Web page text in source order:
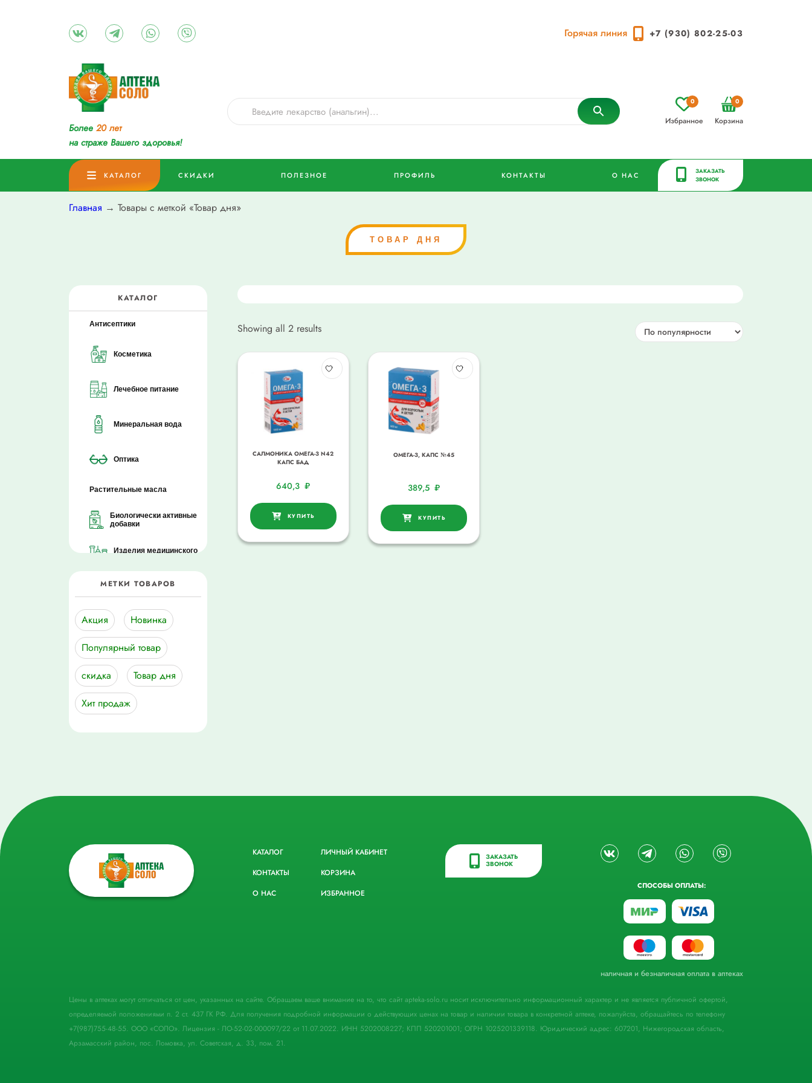
Горячая линия +7 (930) 802-25-03
Более 20 лет
на страже Вашего здоровья!
Избранное
0
Корзина
0
КАТАЛОГ СКИДКИ ПОЛЕЗНОЕ ПРОФИЛЬ КОНТАКТЫ О НАС
ЗАКАЗАТЬ
ЗВОНОК
Главная → Товары с меткой «Товар дня»
ТОВАР ДНЯ
КАТАЛОГ
Антисептики
Косметика
Лечебное питание
Минеральная вода
Оптика
Растительные масла
Биологически активные
добавки
Изделия медицинского
Лекарственные
Мама + малыш
Медицинская Техника
Подгузники
МЕТКИ ТОВАРОВ
Акция
Новинка
Популярный товар
скидка
Товар дня
Хит продаж
Showing all 2 results
САЛМОНИКА ОМЕГА-3 N42
КАПС БАД
640,3₽
КУПИТЬ
ОМЕГА-3, КАПС №45
389,5₽
КУПИТЬ
КАТАЛОГ
КОНТАКТЫ
О НАС
ЛИЧНЫЙ КАБИНЕТ
КОРЗИНА
ИЗБРАННОЕ
ЗАКАЗАТЬ
ЗВОНОК
СПОСОБЫ ОПЛАТЫ:
наличная и безналичная оплата в аптеках
Цены в аптеках могут отличаться от цен, указанных на сайте. Обращаем ваше внимание на то, что сайт apteka-solo.ru носит исключительно информационный характер и не является публичной офертой,
определяемой положениями п. 2 ст. 437 ГК РФ. Для получения подробной информации о действующих ценах на товар и наличии товара в конкретной аптеке, пожалуйста, обращайтесь по телефону
+7(987)755-48-55. ООО «СОЛО». Лицензия - ЛО-52-02-000097/22 от 11.07.2022. ИНН 5202008227; КПП 520201001; ОГРН 1025201339118. Юридический адрес: 607201, Нижегородская область,
Арзамасский район, пос. Ломовка, ул. Советская, д. 33, пом. 21.